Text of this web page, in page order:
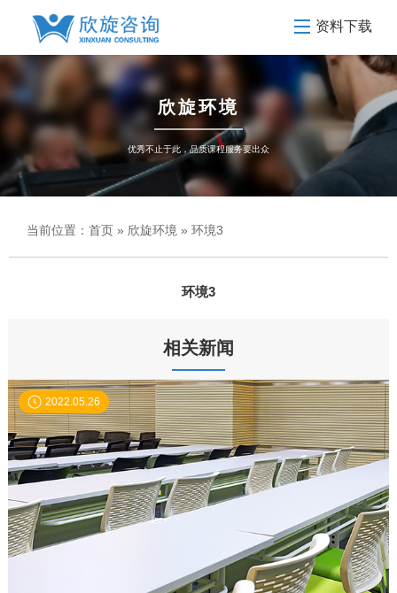
资料下载
欣旋环境
优秀不止于此，品质课程服务要出众
当前位置： 首页 » 欣旋环境 » 环境3
环境3
相关新闻
2022.05.26